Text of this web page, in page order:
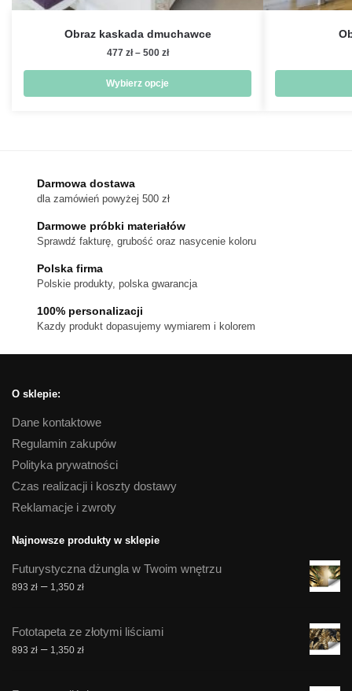
Obraz kaskada dmuchawce
477 zł – 500 złZakres
od
477 zł
Wybierz opcje
Opcje
można
wybrać
stronie
Darmowa dostawa
dla zamówień powyżej 500 zł
Darmowe próbki materiałów
Sprawdź fakturę, grubość oraz nasycenie koloru
Polska firma
Polskie produkty, polska gwarancja
100% personalizacji
Kazdy produkt dopasujemy wymiarem i kolorem
O sklepie:
Dane kontaktowe
Regulamin zakupów
Polityka prywatności
Czas realizacji i koszty dostawy
Reklamacje i zwroty
Najnowsze produkty w sklepie
Futurystyczna dżungla w Twoim wnętrzu
893 zł – 1,350 złZakres
893 zł
do
Fototapeta ze złotymi liściami
893 zł – 1,350 złZakres